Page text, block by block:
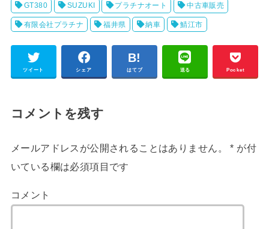
GT380 SUZUKI プラチナオート 中古車販売
有限会社プラチナ 福井県 納車 鯖江市
ツイート シェア はてブ 送る Pocket
コメントを残す
メールアドレスが公開されることはありません。 * が付
いている欄は必須項目です
コメント